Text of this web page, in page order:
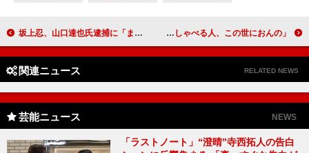
坂上忍、山口達也氏逮捕に「またかと思った方も多い」 田中卓志「人間性の部分ではショック…」 新庄剛志「帰国してから７０００万円稼いだ」 松本人志「こんなに何でもしゃべる人、この世におんの」
関連ニュース RELATED NEWS
芸能ニュース NEWS
「ラストノート」“澄晴”寺西拓人の告白